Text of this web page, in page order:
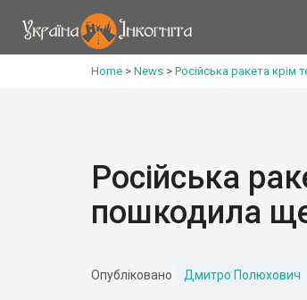
Home > News > Російська ракета крім
Російська
пошкодила
Опубліковано Дмитро Полюхович